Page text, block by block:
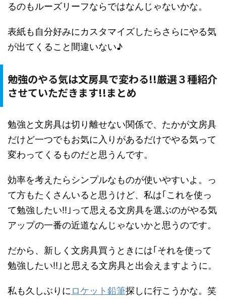
るのもルーズリーフならではなんじゃないかな。
表紙も自分好みにカスタマイズしたらさらにやる気
が出てくること間違いない♪
勉強のやる気は文房具で変わる!!厳選３種紹介
させていただきます!!まとめ
勉強と文房具は切り離せない関係で、たかが文房具
だけど一つでもお気に入りがあるだけでやる気って
変わってくるものだと思うんです。
効率を考えたらシンプルなものが使いやすいよ。っ
て方もたくさんいると思うけど、私は｢これを使っ
て勉強したい!!｣って思える文房具を選ぶのがやる気
アップの一番の近道なんじゃないかと思うのです。
だから、新しく文房具買うときには｢それを使って
勉強したい!!｣と思える文房具と出会えますように。
私も久しぶりに ロケット鉛筆探しに行こうかな。笑